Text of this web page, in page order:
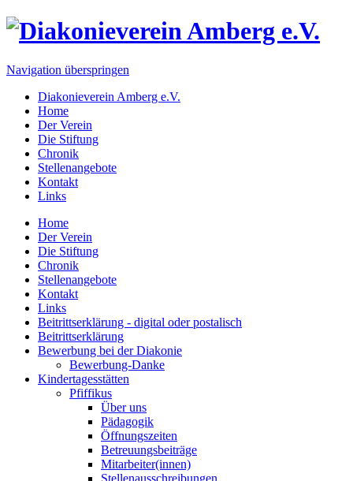
Navigation überspringen
Diakonieverein Amberg e.V.
Home
Der Verein
Die Stiftung
Chronik
Stellenangebote
Kontakt
Links
Home
Der Verein
Die Stiftung
Chronik
Stellenangebote
Kontakt
Links
Beitrittserklärung - digital oder postalisch
Beitrittserklärung
Bewerbung bei der Diakonie
Bewerbung-Danke
Kindertagesstätten
Pfiffikus
Über uns
Pädagogik
Öffnungszeiten
Betreuungsbeiträge
Mitarbeiter(innen)
Stellenausschreibungen